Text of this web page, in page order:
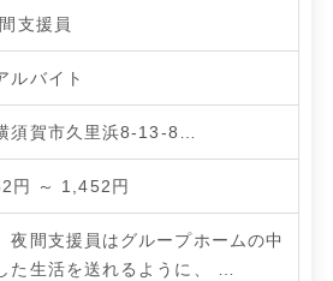
支援員
ルバイト
須賀市久里浜8-13-8…
円 ～ 1,452円
間支援員はグループホームの中
た生活を送れるように、
…